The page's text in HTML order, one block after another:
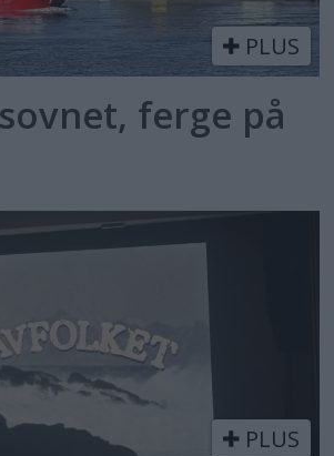
PLUS
ferge på
PLUS